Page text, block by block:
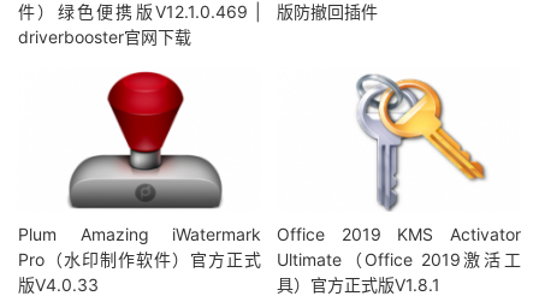
件）绿色便携版V12.1.0.469 |
driverbooster官网下载
版防撤回插件
Plum Amazing iWatermark
Pro（水印制作软件）官方正式
版V4.0.33
Office 2019 KMS Activator
Ultimate（Office 2019激活工
具）官方正式版V1.8.1